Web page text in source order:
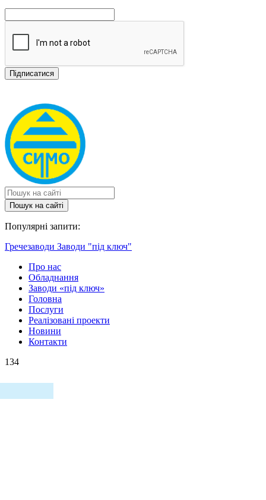
Пошук на сайтi
Популярні запити:
Гречезаводи Заводи "під ключ"
Про нас
Обладнання
Заводи «під ключ»
Головна
Послуги
Реалізовані проекти
Новини
Контакти
134